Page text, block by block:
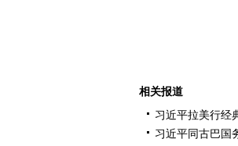
相关报道
习近平拉美行经
习近平同古巴国